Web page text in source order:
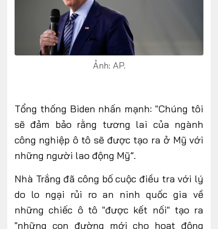
Facebook Youtube
Ảnh: AP.
Tổng thống Biden nhấn mạnh: "Chúng tôi
sẽ đảm bảo rằng tương lai của ngành
công nghiệp ô tô sẽ được tạo ra ở Mỹ với
những người lao động Mỹ”.
Nhà Trắng đã công bố cuộc điều tra với lý
do lo ngại rủi ro an ninh quốc gia về
những chiếc ô tô "được kết nối" tạo ra
"những con đường mới cho hoạt động